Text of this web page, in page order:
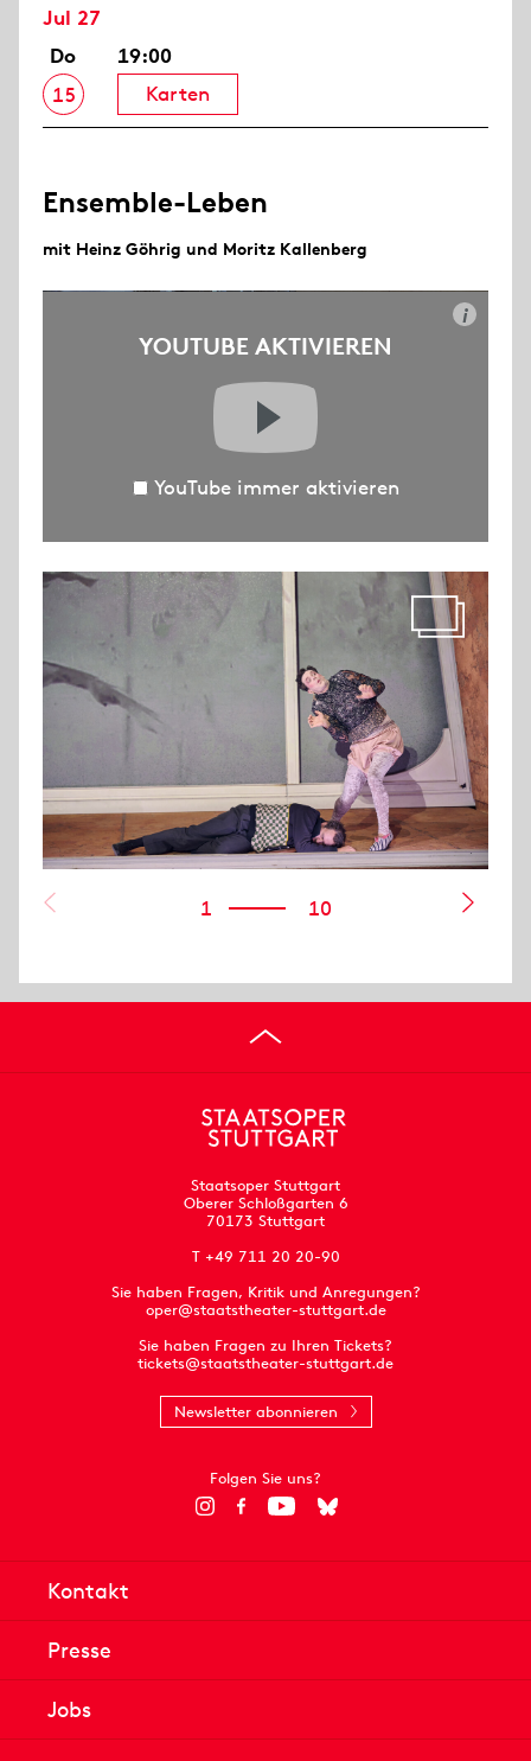
Jul 27
Do
15
19:00
Karten
Ensemble-Leben
mit Heinz Göhrig und Moritz Kallenberg
YOUTUBE AKTIVIEREN
i
YouTube immer aktivieren
1 10
Staatsoper Stuttgart
Oberer Schloßgarten 6
70173 Stuttgart
T +49 711 20 20-90
Sie haben Fragen, Kritik und Anregungen?
oper@staatstheater-stuttgart.de
Sie haben Fragen zu Ihren Tickets?
tickets@staatstheater-stuttgart.de
Newsletter abonnieren
Folgen Sie uns?
Kontakt
Presse
Jobs